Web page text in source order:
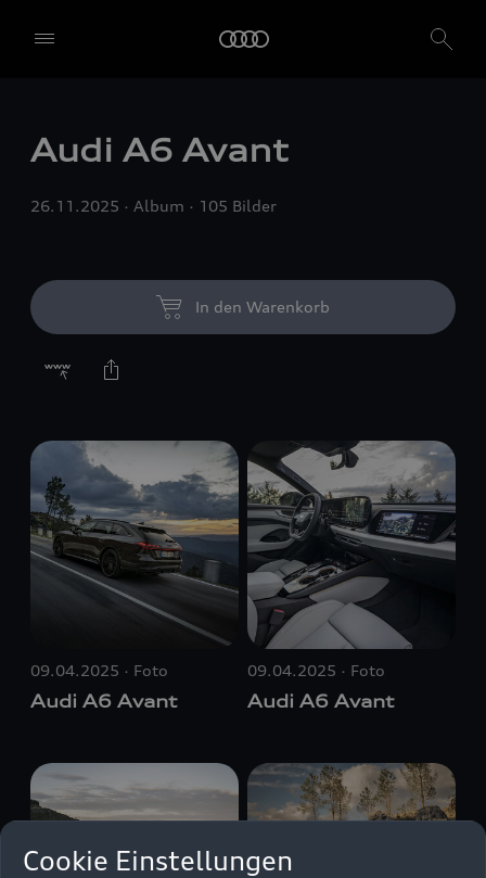
Audi A6 Avant
26.11.2025 Album 105 Bilder
In den Warenkorb
09.04.2025 Foto
Audi A6 Avant
09.04.2025 Foto
Audi A6 Avant
Cookie Einstellungen